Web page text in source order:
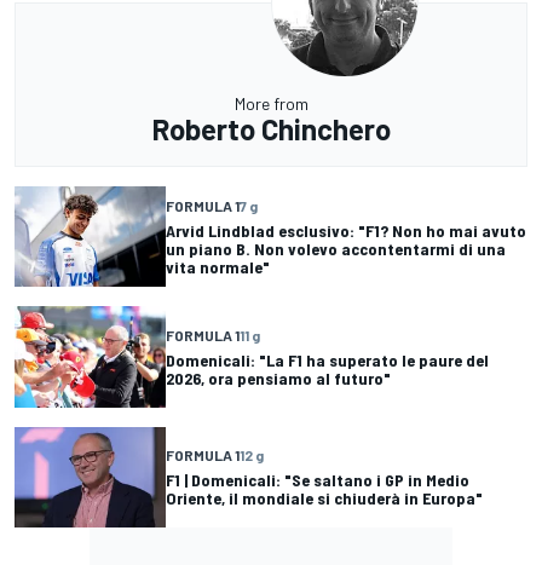
More from
Roberto Chinchero
FORMULA 17 g
Arvid Lindblad esclusivo: "F1? Non ho mai avuto
un piano B. Non volevo accontentarmi di una
vita normale"
FORMULA 111 g
Domenicali: "La F1 ha superato le paure del
2026, ora pensiamo al futuro"
FORMULA 112 g
F1 | Domenicali: "Se saltano i GP in Medio
Oriente, il mondiale si chiuderà in Europa"